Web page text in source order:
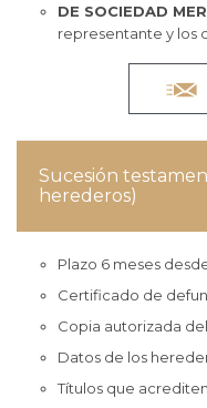
DE SOCIEDAD
representante y los

Sucesión
herederos)
Plazo 6 meses
Certificado de
Copia autorizada
Datos de los
Títulos que